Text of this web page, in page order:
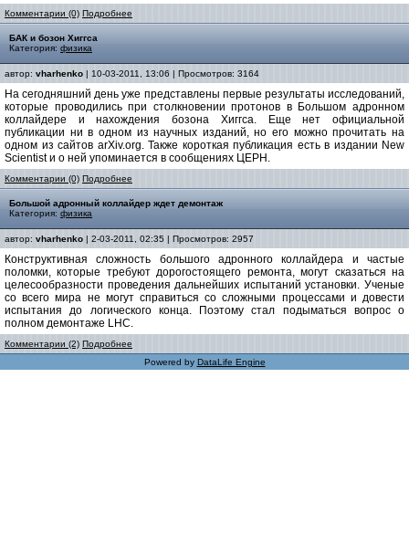
Комментарии (0) Подробнее
БАК и бозон Хиггса
Категория: физика
автор: vharhenko | 10-03-2011, 13:06 | Просмотров: 3164
На сегодняшний день уже представлены первые результаты исследований,
которые проводились при столкновении протонов в Большом адронном
коллайдере и нахождения бозона Хиггса. Еще нет официальной
публикации ни в одном из научных изданий, но его можно прочитать на
одном из сайтов arXiv.org. Также короткая публикация есть в издании New
Scientist и о ней упоминается в сообщениях ЦЕРН.
Комментарии (0) Подробнее
Большой адронный коллайдер ждет демонтаж
Категория: физика
автор: vharhenko | 2-03-2011, 02:35 | Просмотров: 2957
Конструктивная сложность большого адронного коллайдера и частые
поломки, которые требуют дорогостоящего ремонта, могут сказаться на
целесообразности проведения дальнейших испытаний установки. Ученые
со всего мира не могут справиться со сложными процессами и довести
испытания до логического конца. Поэтому стал подыматься вопрос о
полном демонтаже LHC.
Комментарии (2) Подробнее
Powered by DataLife Engine